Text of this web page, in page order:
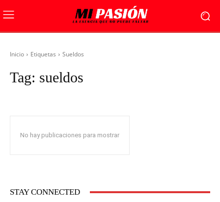
Inicio Etiquetas Sueldos
Tag: sueldos
No hay publicaciones para mostrar
STAY CONNECTED